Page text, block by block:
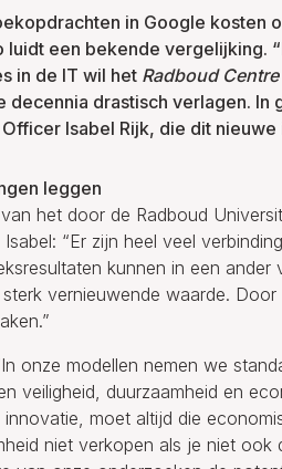
in Google kosten
luidt een bekende vergelijking.
in de IT wil het Radboud
decennia drastisch verlagen.
Isabel Rijk, die dit
leggen
het door de Radboud
Isabel: “Er zijn heel veel
kunnen in een
vernieuwende waarde.
onze modellen nemen we
veiligheid, duurzaamheid en
innovatie, moet altijd die
niet verkopen als je niet